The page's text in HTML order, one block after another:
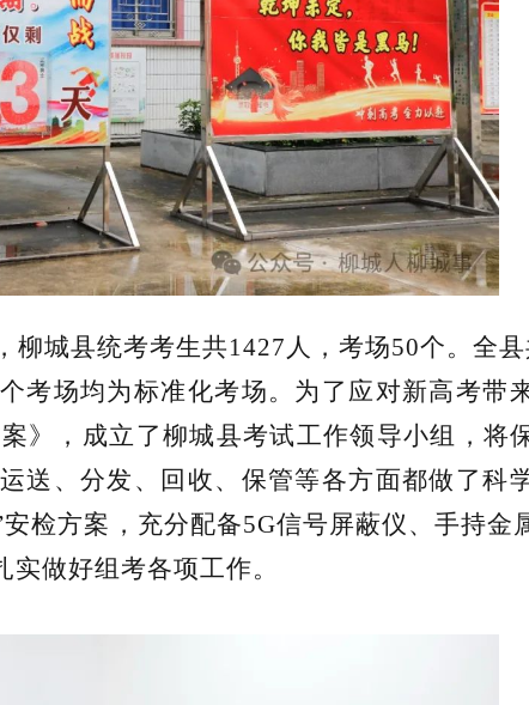
城县统考考生共1427人，考场50个。全
考场均为标准化考场。为了应对新高考带
》，成立了柳城县考试工作领导小组，将
送、分发、回收、保管等各方面都做了科
检方案，充分配备5G信号屏蔽仪、手持金
做好组考各项工作。